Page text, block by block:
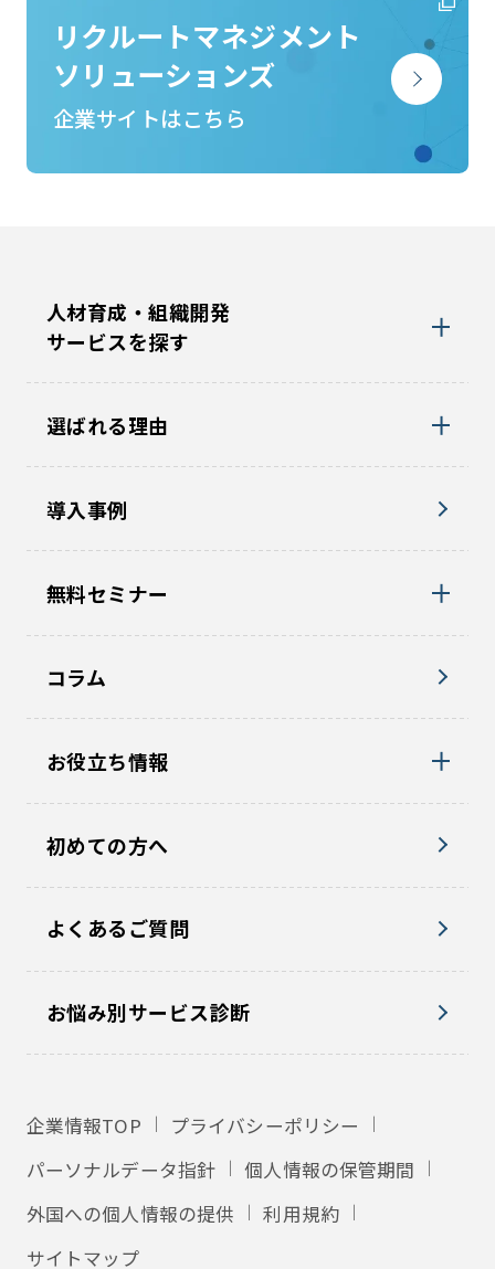
リクルートマネジメント
ソリューションズ
企業サイトはこちら
人材育成・組織開発
サービスを探す
選ばれる理由
導入事例
無料セミナー
コラム
お役立ち情報
初めての方へ
よくあるご質問
お悩み別サービス診断
企業情報TOP
プライバシーポリシー
パーソナルデータ指針
個人情報の保管期間
外国への個人情報の提供
利用規約
サイトマップ